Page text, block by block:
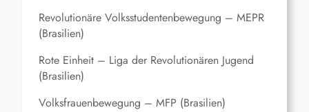
Revolutionäre Volksstudentenbewegung – MEPR
(Brasilien)
Rote Einheit – Liga der Revolutionären Jugend
(Brasilien)
Volksfrauenbewegung – MFP (Brasilien)